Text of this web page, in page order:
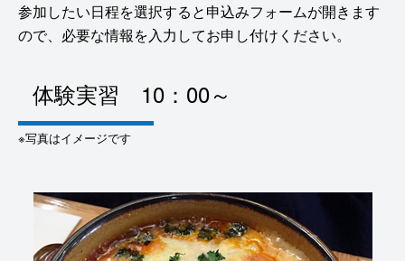
参加したい日程を選択すると申込みフォームが開きます
ので、必要な情報を入力してお申し付けください。
体験実習 10：00～
※写真はイメージです